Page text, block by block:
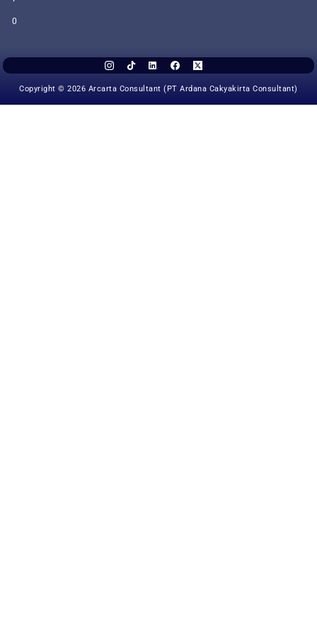
0
Copyright © 2026 Arcarta Consultant (PT Ardana Cakyakirta Consultant)